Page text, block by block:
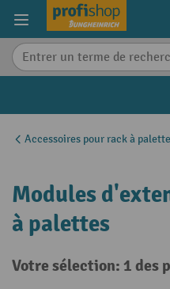
content
Accessoires pour rack à
Modules
à palettes
Votre sélection: 1 des